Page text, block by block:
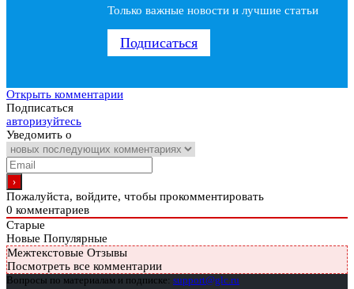
Только важные новости и лучшие статьи
Подписаться
Открыть комментарии
Подписаться
авторизуйтесь
Уведомить о
Пожалуйста, войдите, чтобы прокомментировать
0 комментариев
Старые
Новые Популярные
Межтекстовые Отзывы
Посмотреть все комментарии
Вопросы по материалам и подписке: support@glc.ru